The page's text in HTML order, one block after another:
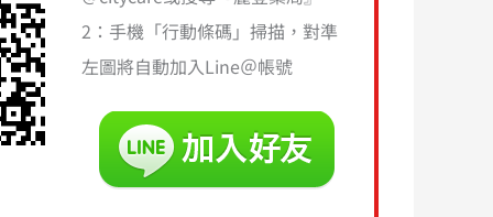
2：手機「行動條碼」掃描，對準
左圖將自動加入Line＠帳號